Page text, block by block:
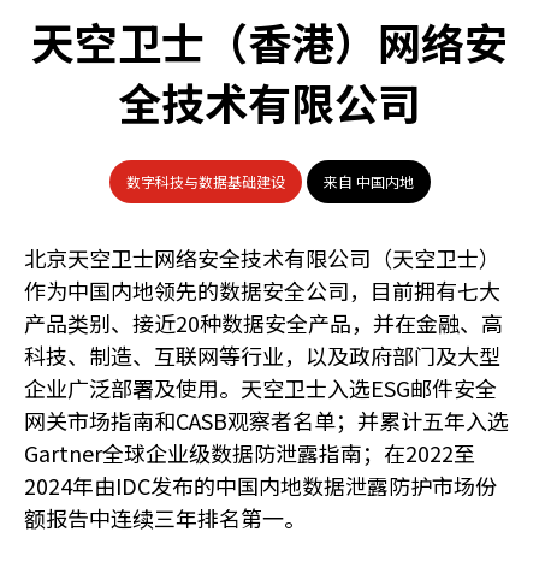
天空卫士（香港）网络安
全技术有限公司
数字科技与数据基础建设 来自 中国内地
北京天空卫士网络安全技术有限公司（天空卫士）
作为中国内地领先的数据安全公司，目前拥有七大
产品类别、接近20种数据安全产品，并在金融、高
科技、制造、互联网等行业，以及政府部门及大型
企业广泛部署及使用。天空卫士入选ESG邮件安全
网关市场指南和CASB观察者名单；并累计五年入选
Gartner全球企业级数据防泄露指南；在2022至
2024年由IDC发布的中国内地数据泄露防护市场份
额报告中连续三年排名第一。